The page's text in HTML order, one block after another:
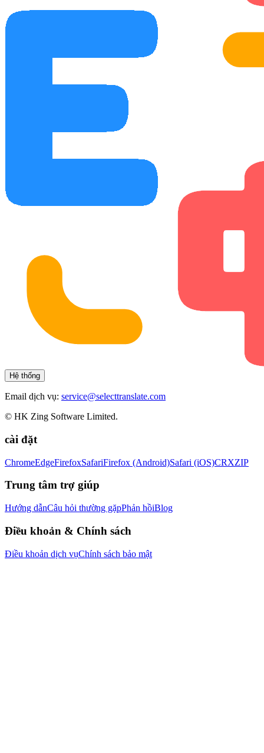
Hệ thống
Email dịch vụ: service@selecttranslate.com
© HK Zing Software Limited.
cài đặt
ChromeEdgeFirefoxSafariFirefox (Android)Safari (iOS)CRXZIP
Trung tâm trợ giúp
Hướng dẫnCâu hỏi thường gặpPhản hồiBlog
Điều khoản & Chính sách
Điều khoản dịch vụChính sách bảo mật